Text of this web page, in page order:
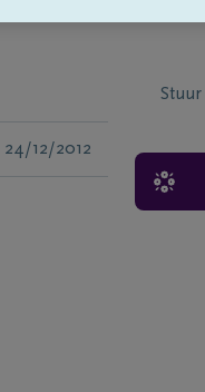
24/12/2012
Stuur